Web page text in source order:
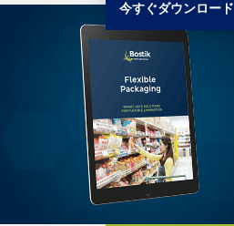
今すぐダウンロード